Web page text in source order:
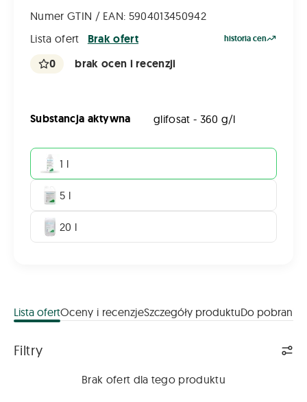
Numer GTIN / EAN: 5904013450942
Lista ofert
Brak ofert historia cen
0 brak ocen i recenzji
Substancja aktywna glifosat - 360 g/l
1 l
5 l
20 l
Lista ofertOceny i recenzjeSzczegóły produktuDo pobrania
Filtry
Brak ofert dla tego produktu